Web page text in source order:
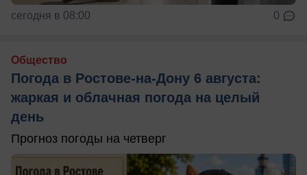
сегодня в 08:00 0
Общество
Погода в Ростове-на-Дону 6 августа:
жаркая и облачная погода на целый
день
Прогноз погоды на четверг